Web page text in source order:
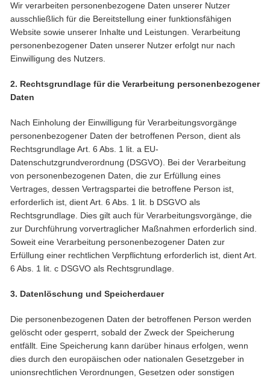
Wir verarbeiten personenbezogene Daten unserer Nutzer
ausschließlich für die Bereitstellung einer funktionsfähigen
Website sowie unserer Inhalte und Leistungen. Verarbeitung
personenbezogener Daten unserer Nutzer erfolgt nur nach
Einwilligung des Nutzers.
2. Rechtsgrundlage für die Verarbeitung personenbezogener
Daten
Nach Einholung der Einwilligung für Verarbeitungsvorgänge
personenbezogener Daten der betroffenen Person, dient als
Rechtsgrundlage Art. 6 Abs. 1 lit. a EU-
Datenschutzgrundverordnung (DSGVO). Bei der Verarbeitung
von personenbezogenen Daten, die zur Erfüllung eines
Vertrages, dessen Vertragspartei die betroffene Person ist,
erforderlich ist, dient Art. 6 Abs. 1 lit. b DSGVO als
Rechtsgrundlage. Dies gilt auch für Verarbeitungsvorgänge, die
zur Durchführung vorvertraglicher Maßnahmen erforderlich sind.
Soweit eine Verarbeitung personenbezogener Daten zur
Erfüllung einer rechtlichen Verpflichtung erforderlich ist, dient Art.
6 Abs. 1 lit. c DSGVO als Rechtsgrundlage.
3. Datenlöschung und Speicherdauer
Die personenbezogenen Daten der betroffenen Person werden
gelöscht oder gesperrt, sobald der Zweck der Speicherung
entfällt. Eine Speicherung kann darüber hinaus erfolgen, wenn
dies durch den europäischen oder nationalen Gesetzgeber in
unionsrechtlichen Verordnungen, Gesetzen oder sonstigen